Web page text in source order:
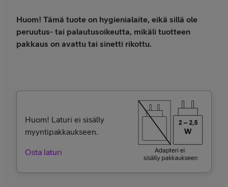
Huom! Tämä tuote on hygienialaite, eikä sillä ole
peruutus- tai palautusoikeutta, mikäli tuotteen
pakkaus on avattu tai sinetti rikottu.
Huom! Laturi ei sisälly
myyntipakkaukseen.
Osta laturi